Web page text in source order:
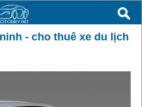
- cho thuê xe du lịch